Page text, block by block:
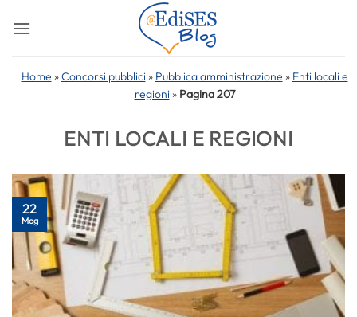
Home »Concorsi pubblici » Pubblica amministrazione » Enti locali e
regioni » Pagina 207
ENTI LOCALI E REGIONI
22
Mag